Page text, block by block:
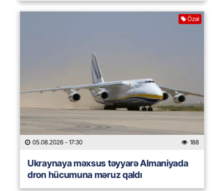
Özəl
05.08.2026 - 17:30 188
Ukraynaya məxsus təyyarə Almaniyada
dron hücumuna məruz qaldı